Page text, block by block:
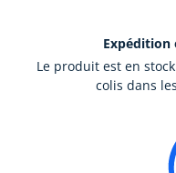
Expédition
Le produit est en
colis dans